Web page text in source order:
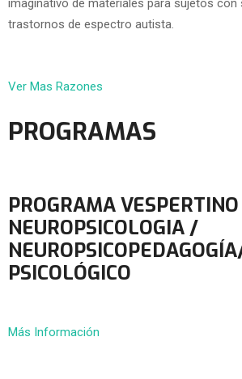
imaginativo de materiales para sujetos con
trastornos de espectro autista.
Ver Mas Razones
PROGRAMAS
PROGRAMA
NEUROPSICOLOGIA /
PSICOLÓGICO
Más Información